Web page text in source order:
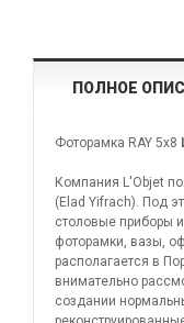
ПОЛНОЕ
Фоторамка RAY 5х8
Компания L'Objet
(Elad Yifrach). Под
столовые приборы
фоторамки, вазы,
располагается в
внимательно
создании